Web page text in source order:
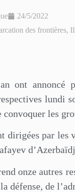
24/5/2022
des frontières,
ont annoncé
lundi
les
dirigées par
onze autres
défense, de